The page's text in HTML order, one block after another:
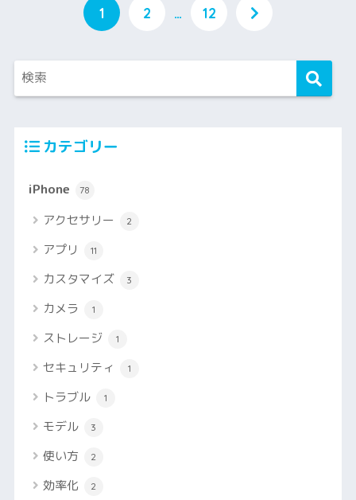
1 2 … 12
カテゴリー
iPhone 78
アクセサリー 2
アプリ 11
カスタマイズ 3
カメラ 1
ストレージ 1
セキュリティ 1
トラブル 1
モデル 3
使い方 2
効率化 2